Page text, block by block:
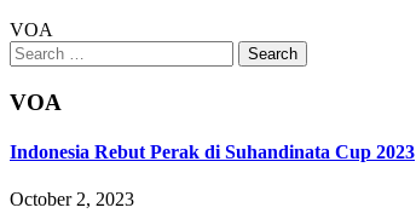
VOA
Search
for:
VOA
Indonesia Rebut Perak di Suhandinata Cup 2023
October 2, 2023